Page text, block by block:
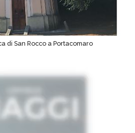
di San Rocco a Portacomaro